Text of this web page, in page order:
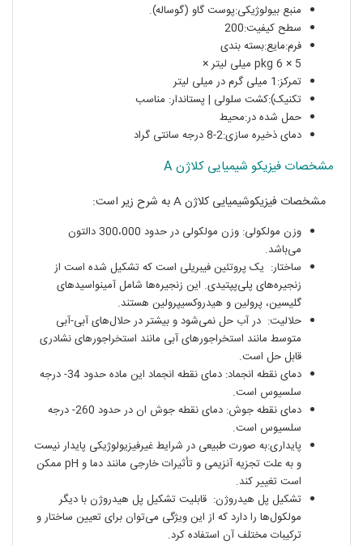
منبع بیولوژیکی:پوست گاو (گوساله).
سطح کیفیت:200
فرم:مایع:بسته بندی
pkg 6 × 5 میلی لیتر ×
تمرکز:1 میلی گرم در میلی لیتر
تکنیک):کشت سلولی | پستاندار: مناسب
حمل شده در:محیط
دمای ذخیره سازی:2-8 درجه سانتی گراد
مشخصات فیزیکو شیمیایی کلاژن A
مشخصات فیزیکوشیمیایی کلاژن A به شرح زیر است:
وزن مولکولی: وزن مولکولی در حدود 300،000 دالتون
می‌باشد.
ساختار: یک پروتئین فیبریلی است که تشکیل شده است از
زنجیره‌های پلی‌پپتیدی. این زنجیره‌ها شامل آمینواسیدهای
گلیسین، پرولین و هیدروکسیپرولین هستند.
حلالیت: در آب حل نمی‌شود و بیشتر در حلال‌های آبی-آبی
متوسط مانند استخراجورهای آبی مانند استخراجورهای نشادری
قابل حل است.
دمای نقطه انجماد: دمای نقطه انجماد این ماده حدود 34- درجه
سلسیوس است.
دمای نقطه جوش: دمای نقطه جوش ان در حدود 260- درجه
سلسیوس است.
پایداری:به صورت طبیعی در شرایط غیرفیزیولوژیکی پایدار نیست
و به علت تجزیه آنزیمی و تأثیرات خارجی مانند دما و pH ممکن
است تغییر کند.
تشکیل پل هیدروژن: قابلیت تشکیل پل هیدروژن با دیگر
مولکول‌ها را دارد که از این ویژگی می‌توان برای تعیین ساختار و
ترکیبات مختلف آن استفاده کرد.